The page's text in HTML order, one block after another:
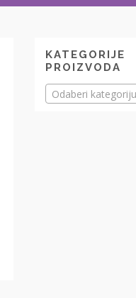
KATEGORIJE
PROIZVODA
Odaberi kategoriju